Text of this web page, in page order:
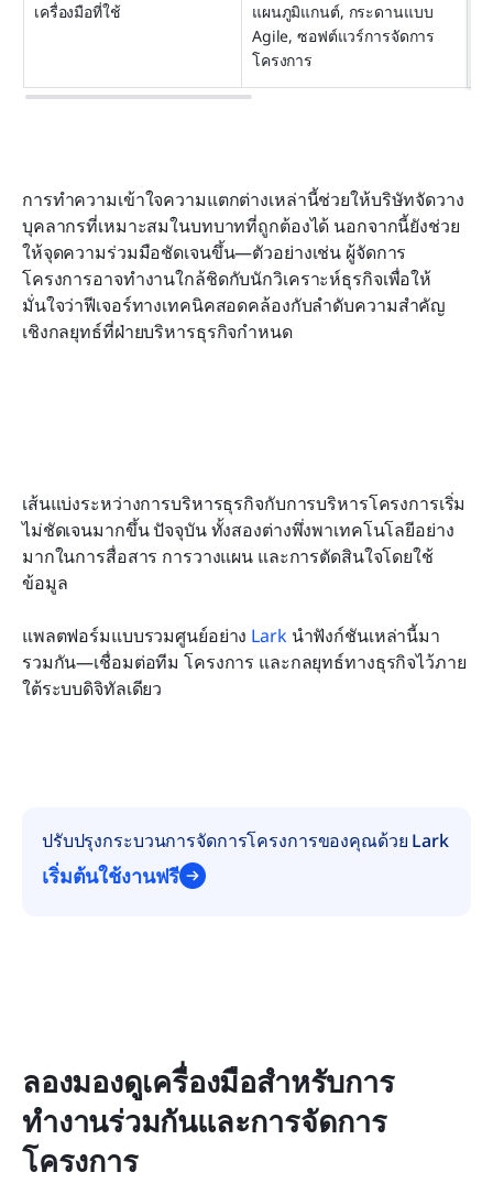
เครื่องมือที่ใช้
แผนภูมิแกนต์, กระดานแบบ
Agile, ซอฟต์แวร์การจัดการ
โครงการ
การทำความเข้าใจความแตกต่างเหล่านี้ช่วยให้บริษัทจัดวาง
บุคลากรที่เหมาะสมในบทบาทที่ถูกต้องได้ นอกจากนี้ยังช่วย
ให้จุดความร่วมมือชัดเจนขึ้น—ตัวอย่างเช่น ผู้จัดการ
โครงการอาจทำงานใกล้ชิดกับนักวิเคราะห์ธุรกิจเพื่อให้
มั่นใจว่าฟีเจอร์ทางเทคนิคสอดคล้องกับลำดับความสำคัญ
เชิงกลยุทธ์ที่ฝ่ายบริหารธุรกิจกำหนด
เส้นแบ่งระหว่างการบริหารธุรกิจกับการบริหารโครงการเริ่ม
ไม่ชัดเจนมากขึ้น ปัจจุบัน ทั้งสองต่างพึ่งพาเทคโนโลยีอย่าง
มากในการสื่อสาร การวางแผน และการตัดสินใจโดยใช้
ข้อมูล
แพลตฟอร์มแบบรวมศูนย์อย่าง Lark นำฟังก์ชันเหล่านี้มา
รวมกัน—เชื่อมต่อทีม โครงการ และกลยุทธ์ทางธุรกิจไว้ภาย
ใต้ระบบดิจิทัลเดียว
ปรับปรุงกระบวนการจัดการโครงการของคุณด้วย Lark
เริ่มต้นใช้งานฟรี
ลองมองดูเครื่องมือสำหรับการ
ทำงานร่วมกันและการจัดการ
โครงการ